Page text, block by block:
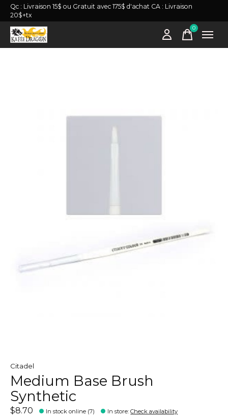
Qc : Livraison 15$ ou Gratuit avec 175$ d'achat CA : Livraison
20$+tx
0items
Citadel
Medium Base Brush
Synthetic
$8.70 In stock online (7) In store:Check availability